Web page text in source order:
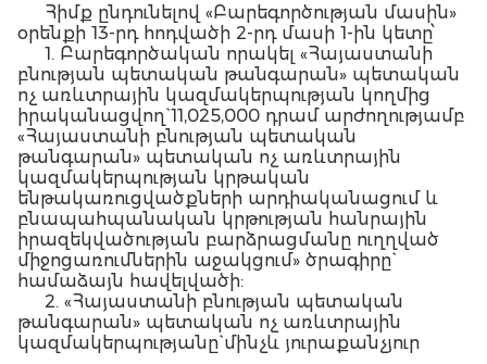
Հիմք ընդունելով «Բարեգործության մասին»
օրենքի 13-րդ հոդվածի 2-րդ մասի 1-ին կետը՝
1. Բարեգործական որակել «Հայաստանի
բնության պետական թանգարան» պետական
ոչ առևտրային կազմակերպության կողմից
իրականացվող` 11,025,000 դրամ արժողությամբ
«Հայաստանի բնության պետական
թանգարան» պետական ոչ առևտրային
կազմակերպության կրթական
ենթակառուցվածքների արդիականացում և
բնապահպանական կրթության հանրային
իրազեկվածության բարձրացմանը ուղղված
միջոցառումներին աջակցում» ծրագիրը`
համաձայն հավելվածի:
2. «Հայաստանի բնության պետական
թանգարան» պետական ոչ առևտրային
կազմակերպությանը` մինչև յուրաքանչյուր